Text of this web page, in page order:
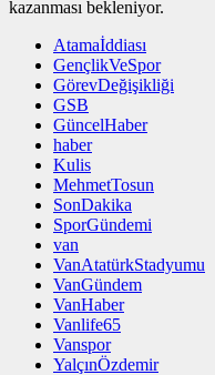
kazanması bekleniyor.
Atamaİddiası
GençlikVeSpor
GörevDeğişikliği
GSB
GüncelHaber
haber
Kulis
MehmetTosun
SonDakika
SporGündemi
van
VanAtatürkStadyumu
VanGündem
VanHaber
Vanlife65
Vanspor
YalçınÖzdemir